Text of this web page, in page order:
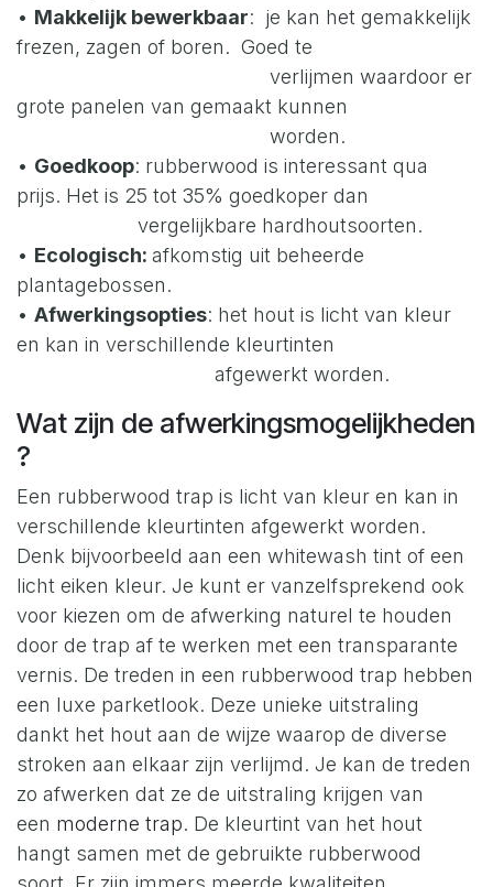
• Makkelijk bewerkbaar: je kan het gemakkelijk
frezen, zagen of boren. Goed te
verlijmen waardoor er
grote panelen van gemaakt kunnen
worden.
• Goedkoop: rubberwood is interessant qua
prijs. Het is 25 tot 35% goedkoper dan
vergelijkbare hardhoutsoorten.
• Ecologisch: afkomstig uit beheerde
plantagebossen.
• Afwerkingsopties: het hout is licht van kleur
en kan in verschillende kleurtinten
afgewerkt worden.
Wat zijn de afwerkingsmogelijkheden
?
Een rubberwood trap is licht van kleur en kan in
verschillende kleurtinten afgewerkt worden.
Denk bijvoorbeeld aan een whitewash tint of een
licht eiken kleur. Je kunt er vanzelfsprekend ook
voor kiezen om de afwerking naturel te houden
door de trap af te werken met een transparante
vernis. De treden in een rubberwood trap hebben
een luxe parketlook. Deze unieke uitstraling
dankt het hout aan de wijze waarop de diverse
stroken aan elkaar zijn verlijmd. Je kan de treden
zo afwerken dat ze de uitstraling krijgen van
een moderne trap. De kleurtint van het hout
hangt samen met de gebruikte rubberwood